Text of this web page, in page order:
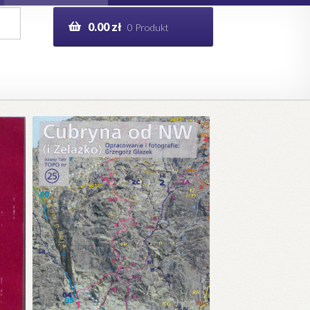
0.00zł 0 Produkt
Help in English